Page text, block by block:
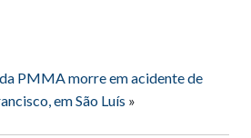
PMMA morre em acidente de
em São Luís »